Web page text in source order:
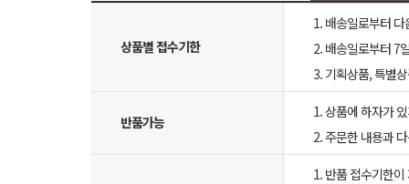
상품별 접수기한
1. 배송일로부터
2. 배송일로부터 7
3. 기획상품, 특별
반품가능
1. 상품에 하자가
2. 주문한 내용과
1. 반품 접수기한이